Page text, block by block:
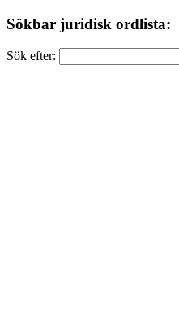
Sökbar juridisk ordlista:
Sök efter: